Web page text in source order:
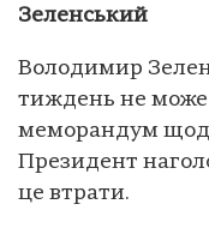
Зеленський
Володимир
тиждень не може
меморандум
Президент
це втрати.